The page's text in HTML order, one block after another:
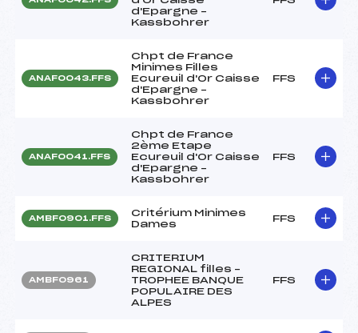
d'Epargne –
Kassbohrer
ANAF0043.FFS
Chpt de France
Minimes Filles
Ecureuil d'Or Caisse
d'Epargne –
Kassbohrer
FFS
ANAF0041.FFS
Chpt de France
2ème Etape
Ecureuil d'Or Caisse
d'Epargne –
Kassbohrer
FFS
AMBF0901.FFS
Critérium Minimes
Dames
FFS
AMBF0961
CRITERIUM
REGIONAL filles –
TROPHEE BANQUE
POPULAIRE DES
ALPES
FFS